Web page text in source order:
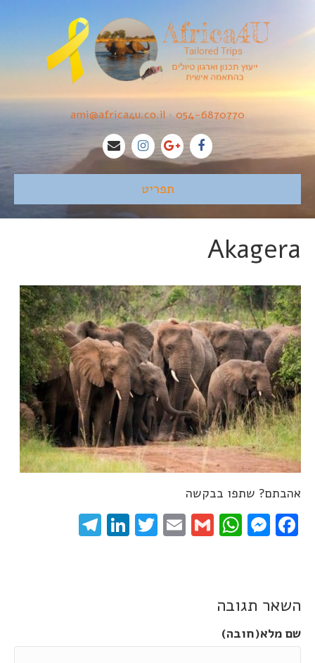
054-6870770
•
ami@africa4u.co.il
תפריט
Akagera
אהבתם? שתפו בבקשה
Facebook
Messenger
WhatsApp
Gmail
Email
Twitter
LinkedIn
השאר תגובה
שם מלא(חובה)